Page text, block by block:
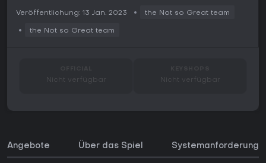
Veröffentlichung: 13 Jan. 2023 the Not so Great team
the Not so Great team
Nicht verfügbar Nicht verfügbar
Angebote Über das Spiel